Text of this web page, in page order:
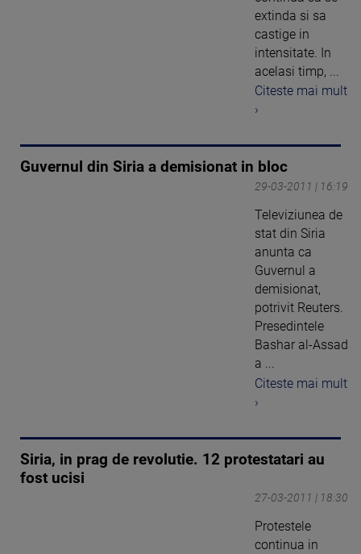
extinda si sa
castige in
intensitate. In
acelasi timp, ...
Citeste mai mult
›
Guvernul din Siria a demisionat in bloc
29-03-2011 | 16:19
Televiziunea de
stat din Siria
anunta ca
Guvernul a
demisionat,
potrivit Reuters.
Presedintele
Bashar al-Assad
a ...
Citeste mai mult
›
Siria, in prag de revolutie. 12 protestatari au
fost ucisi
27-03-2011 | 18:30
Protestele
continua in